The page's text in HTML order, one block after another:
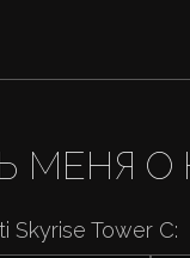
МЕНЯ О
Skyrise Tower C: